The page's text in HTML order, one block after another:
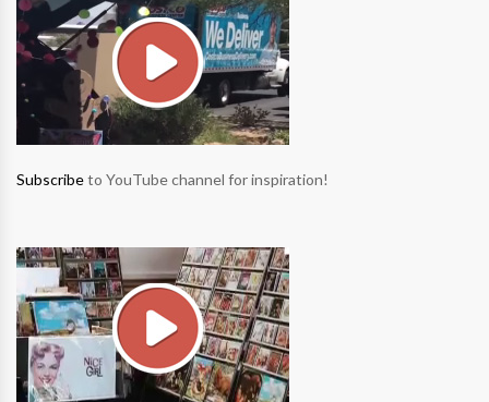
Subscribeto YouTube channel for inspiration!